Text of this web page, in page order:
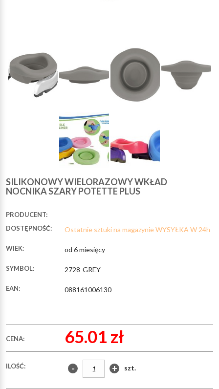
SILIKONOWY WIELORAZOWY WKŁAD
NOCNIKA SZARY POTETTE PLUS
PRODUCENT:
DOSTĘPNOŚĆ:
Ostatnie sztuki na magazynie WYSYŁKA W 24h
WIEK: od 6 miesięcy
SYMBOL: 2728-GREY
EAN: 088161006130
CENA: 65.01 zł
ILOŚĆ: - + szt.